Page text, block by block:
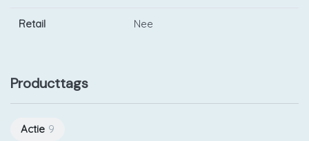
Retail Nee
Producttags
Actie 9